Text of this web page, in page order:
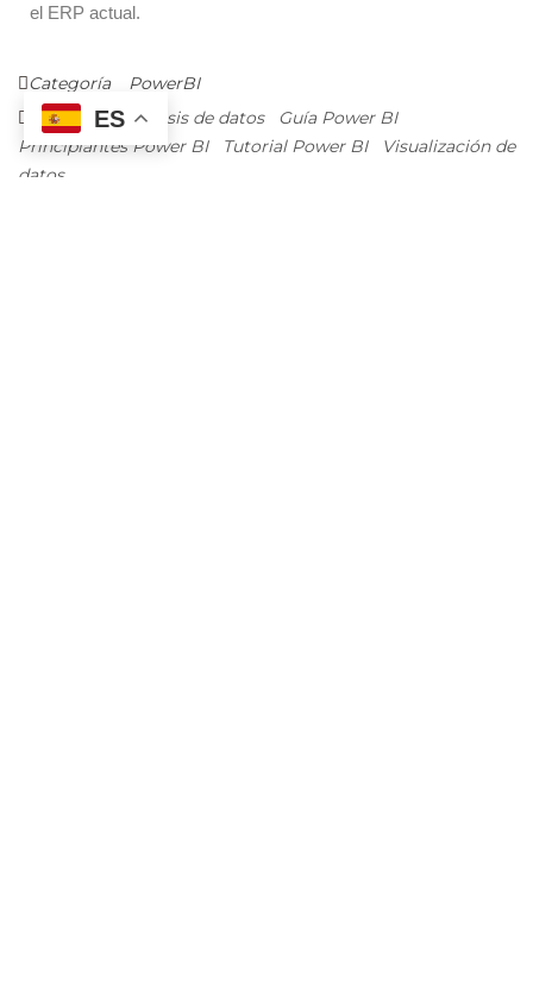
el ERP actual.
Categoría
PowerBI
Etiquetas
Análisis de datos
Guía Power BI
Principiantes Power BI
Tutorial Power BI
Visualización de
datos
ES